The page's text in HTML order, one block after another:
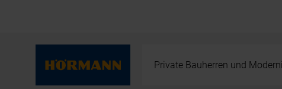
Private Bauherren und